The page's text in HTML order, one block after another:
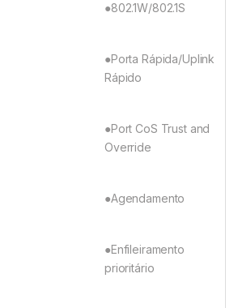
●802.1W/802.1S
●Porta Rápida/Uplink
Rápido
●Port CoS Trust and
Override
●Agendamento
●Enfileiramento
prioritário